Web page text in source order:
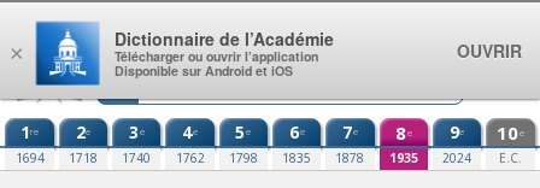
Aller au contenu
1re
1694
2e
1718
3e
1740
4e
1762
5e
1798
6e
1835
7e
1878
8e
1935
9e
2024
10e
E.C.
×
Dictionnaire de l’Académie
Télécharger ou ouvrir l’application
Disponible sur Android et iOS
OUVRIR